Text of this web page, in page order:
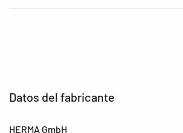
Datos del fabricante
HERMA GmbH